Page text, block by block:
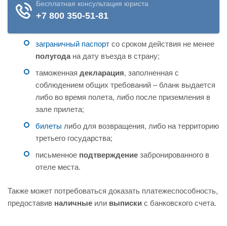
заграничный паспортсо сроком действия не менее
полугодана дату въезда в страну;
таможенная декларация, заполненная с
соблюдением общих требований – бланк выдается
либо во время полета, либо после приземления в
зале прилета;
билеты либо для возвращения, либо на территорию
третьего государства;
письменное подтверждениезабронированного в
отеле места.
Также может потребоваться доказать платежеспособность,
предоставив наличные или выпискис банковского счета.